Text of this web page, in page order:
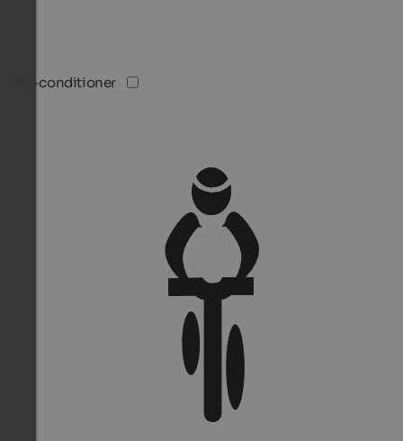
Air-conditioner